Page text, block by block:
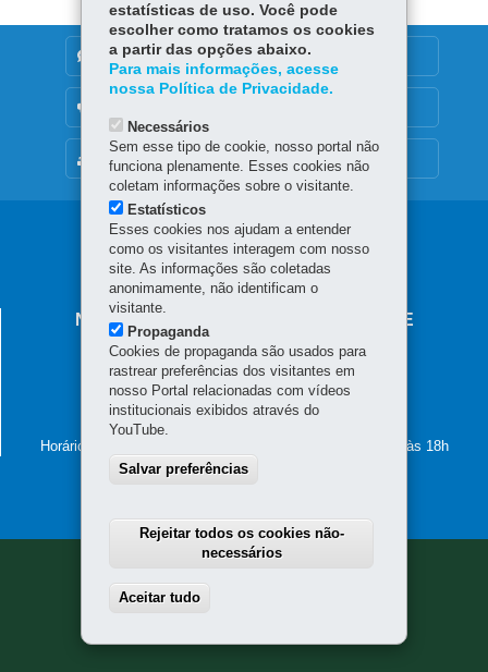
MAPA DO SITE
DENUNCIE CORRUPÇÃO
Navegação
principal
NÚCLEO REGIONAL DE EDUCAÇÃO DE
LARANJEIRAS DO SUL
Rua Sete de Setembro, 2720 - Centro
85.301-070-Laranjeiras do Sul- PR
(42) 3635-8900
Horário de atendimento: de segunda a sexta-feira, das 8h às 18h
estatísticas de uso. Você pode
escolher como tratamos os cookies
a partir das opções abaixo.
Para mais informações, acesse
nossa Política de Privacidade.
Necessários
Sem esse tipo de cookie, nosso portal não
funciona plenamente. Esses cookies não
coletam informações sobre o visitante.
Estatísticos
Esses cookies nos ajudam a entender
como os visitantes interagem com nosso
site. As informações são coletadas
anonimamente, não identificam o
visitante.
Propaganda
Cookies de propaganda são usados para
rastrear preferências dos visitantes em
nosso Portal relacionadas com vídeos
institucionais exibidos através do
YouTube.
Salvar preferências
Rejeitar todos os cookies não-
necessários
Aceitar tudo